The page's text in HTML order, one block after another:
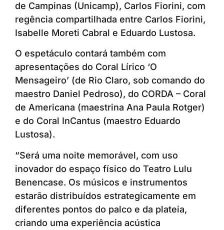
de Campinas (Unicamp), Carlos Fiorini, com
regência compartilhada entre Carlos Fiorini,
Isabelle Moreti Cabral e Eduardo Lustosa.
O espetáculo contará também com
apresentações do Coral Lírico ‘O
Mensageiro’ (de Rio Claro, sob comando do
maestro Daniel Pedroso), do CORDA – Coral
de Americana (maestrina Ana Paula Rotger)
e do Coral InCantus (maestro Eduardo
Lustosa).
“Será uma noite memorável, com uso
inovador do espaço físico do Teatro Lulu
Benencase. Os músicos e instrumentos
estarão distribuídos estrategicamente em
diferentes pontos do palco e da plateia,
criando uma experiência acústica